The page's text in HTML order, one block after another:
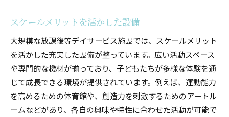
スケールメリットを活かした設備
大規模な放課後等デイサービス施設では、スケールメリット
を活かした充実した設備が整っています。広い活動スペース
や専門的な機材が揃っており、子どもたちが多様な体験を通
じて成長できる環境が提供されています。例えば、運動能力
を高めるための体育館や、創造力を刺激するためのアートル
ームなどがあり、各自の興味や特性に合わせた活動が可能で